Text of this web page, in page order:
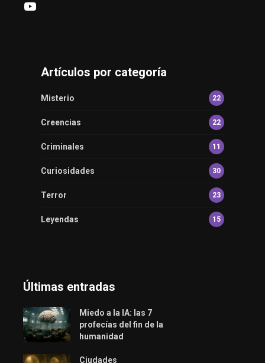
YouTube
Artículos por categoría
Misterio 22
Creencias 22
Criminales 11
Curiosidades 30
Terror 23
Leyendas 15
Últimas entradas
Miedo a la IA: las 7
profecías del fin de la
humanidad
Ciudades